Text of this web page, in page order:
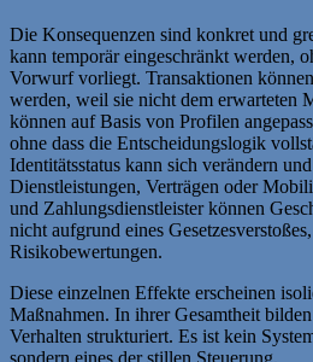
Die Konsequenzen sind konkret und
kann temporär eingeschränkt werden,
Vorwurf vorliegt. Transaktionen
werden, weil sie nicht dem erwarteten
können auf Basis von Profilen
ohne dass die Entscheidungslogik
Identitätsstatus kann sich verändern
Dienstleistungen, Verträgen oder
und Zahlungsdienstleister können
nicht aufgrund eines
Risikobewertungen.
Diese einzelnen Effekte erscheinen
Maßnahmen. In ihrer Gesamtheit
Verhalten strukturiert. Es ist kein
sondern eines der stillen Steuerung.